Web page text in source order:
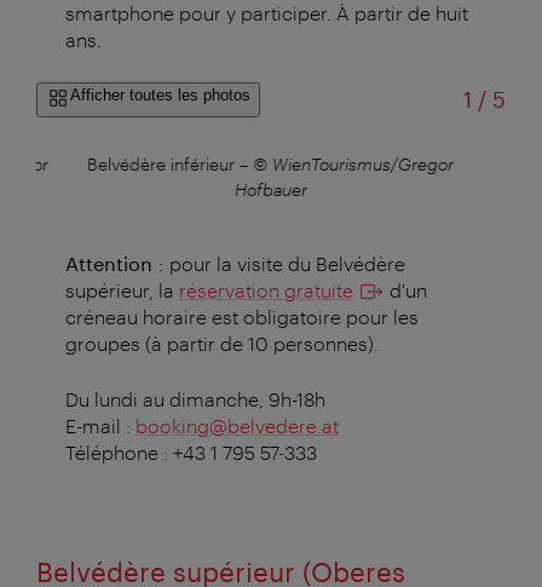
smartphone pour y participer. À partir de huit
ans.
Afficher toutes les photos 1 /sur
5
Belvédère inférieur – © WienTourismus/Gregor
Hofbauer
Attention : pour la visite du Belvédère
supérieur, la réservation gratuite
d'un
créneau horaire est obligatoire pour les
groupes (à partir de 10 personnes).
Du lundi au dimanche, 9h-18h
E-mail : booking@belvedere.at
Téléphone : +43 1 795 57-333
Belvédère supérieur (Oberes